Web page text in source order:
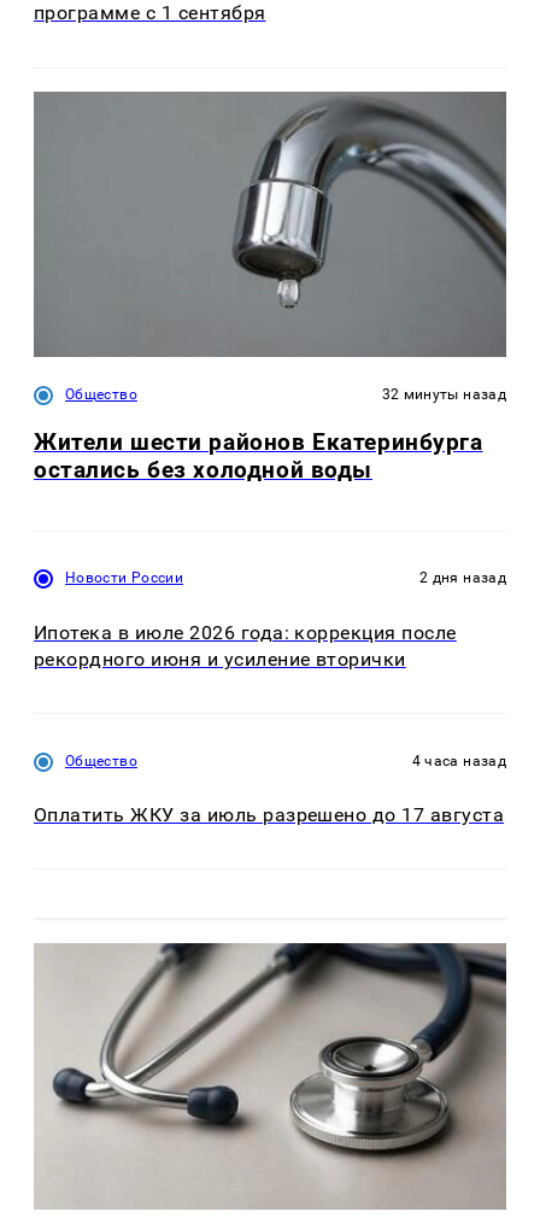
программе с 1 сентября
Общество 32 минуты назад
Жители шести районов Екатеринбурга
остались без холодной воды
Новости России 2 дня назад
Ипотека в июле 2026 года: коррекция после
рекордного июня и усиление вторички
Общество 4 часа назад
Оплатить ЖКУ за июль разрешено до 17 августа